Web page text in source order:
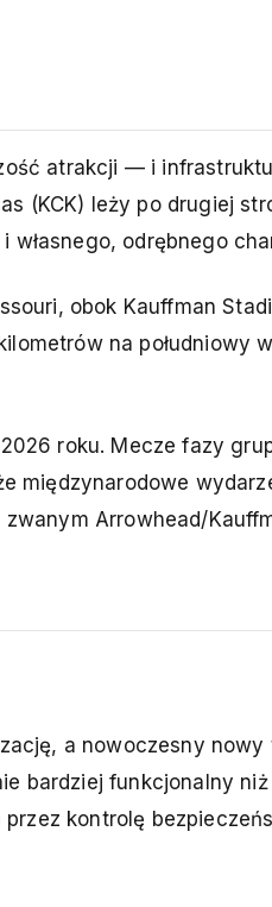
atrakcji — i
(KCK) leży po drugiej
własnego, odrębnego
obok Kauffman
na południowy
roku. Mecze fazy
międzynarodowe
Arrowhead/
a nowoczesny nowy
bardziej funkcjonalny niż
kontrolę